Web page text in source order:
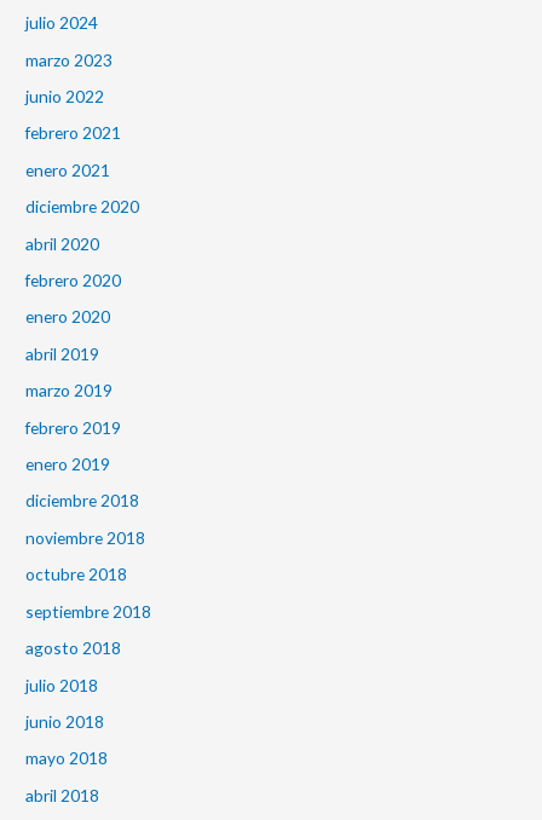
julio 2024
marzo 2023
junio 2022
febrero 2021
enero 2021
diciembre 2020
abril 2020
febrero 2020
enero 2020
abril 2019
marzo 2019
febrero 2019
enero 2019
diciembre 2018
noviembre 2018
octubre 2018
septiembre 2018
agosto 2018
julio 2018
junio 2018
mayo 2018
abril 2018